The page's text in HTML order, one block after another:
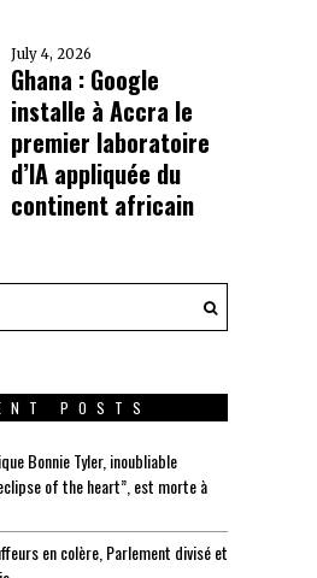
July 4, 2026
Ghana : Google
installe à Accra le
premier laboratoire
d’IA appliquée du
continent africain
POSTS
Bonnie Tyler, inoubliable
of the heart”, est morte à
en colère, Parlement divisé et